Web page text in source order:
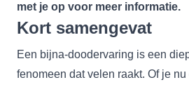
met je op voor meer informatie.
Kort samengevat
Een bijna-doodervaring is een
fenomeen dat velen raakt. Of je